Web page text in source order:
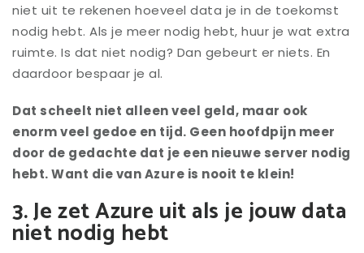
niet uit te rekenen hoeveel data je in de toekomst
nodig hebt. Als je meer nodig hebt, huur je wat extra
ruimte. Is dat niet nodig? Dan gebeurt er niets. En
daardoor bespaar je al.
Dat scheelt niet alleen veel geld, maar ook
enorm veel gedoe en tijd. Geen hoofdpijn meer
door de gedachte dat je een nieuwe server nodig
hebt. Want die van Azure is nooit te klein!
3. Je zet Azure uit als je jouw data
niet nodig hebt